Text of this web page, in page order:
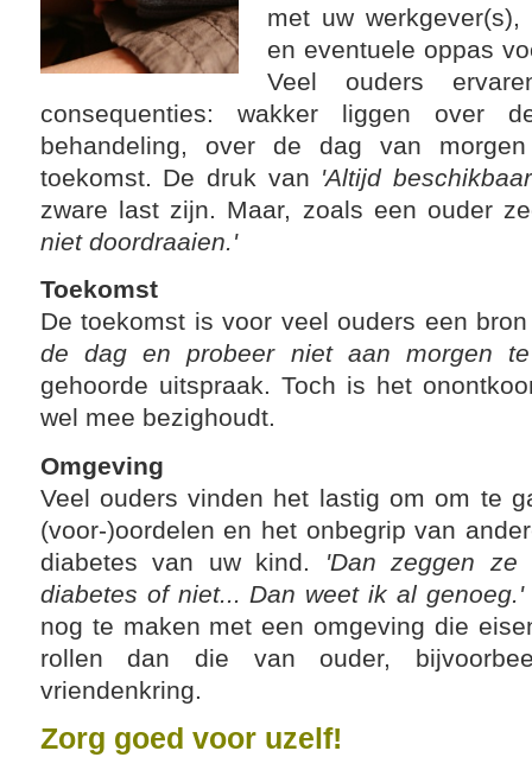
met uw
en eventuele oppas
Veel ouders
consequenties: wakker liggen over
behandeling, over de dag van
toekomst. De druk van 'Altijd
zware last zijn. Maar, zoals een ouder
niet doordraaien.'
Toekomst
De toekomst is voor veel ouders een
de dag en probeer niet aan morgen te
gehoorde uitspraak. Toch is het
wel mee bezighoudt.
Omgeving
Veel ouders vinden het lastig om om te
(voor-)oordelen en het onbegrip van
diabetes van uw kind.
'Dan zeggen
diabetes of niet... Dan weet ik al genoeg.'
nog te maken met een omgeving die
rollen dan die van ouder,
vriendenkring.
Zorg goed voor uzelf!